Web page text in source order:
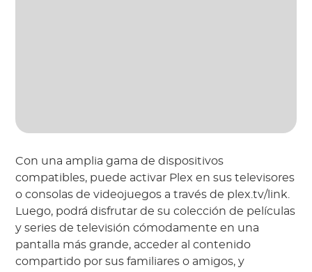
Con una amplia gama de dispositivos
compatibles, puede activar Plex en sus televisores
o consolas de videojuegos a través de plex.tv/link.
Luego, podrá disfrutar de su colección de películas
y series de televisión cómodamente en una
pantalla más grande, acceder al contenido
compartido por sus familiares o amigos, y